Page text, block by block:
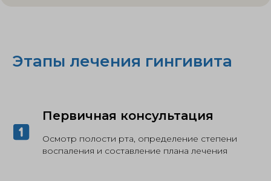
Этапы лечения гингивита
Первичная консультация
Осмотр полости рта, определение степени
воспаления и составление плана лечения